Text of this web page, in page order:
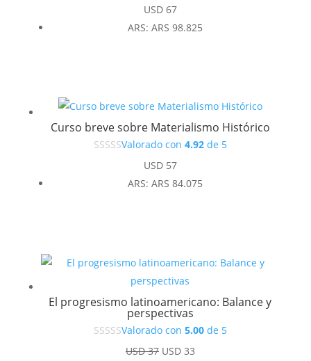
USD67
ARS: ARS 98.825
Curso breve sobre Materialismo Histórico
Valorado con 4.92de 5
USD57
ARS: ARS 84.075
El progresismo latinoamericano: Balance y
perspectivas
Valorado con 5.00de 5
USD37 El
USD33El